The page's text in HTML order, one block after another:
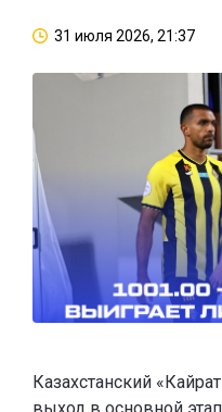
31 июля 2026, 21:37
Казахстанский